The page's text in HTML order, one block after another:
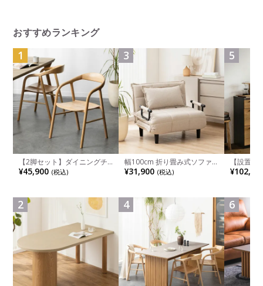
おすすめランキング
1
【2脚セット】ダイニングチ
ェア 木製 LUGA 肘付き チェ
ア 天然木 リビング椅子 板座
ュラル ブラウン 完成品
¥45,900 (税込)
2
3
幅100cm 折り畳み式ソファ
ベッド コンパクト リクライ
ニング カウチスタイル 省ス
¥31,900 (税込)
4
5
【設置
チンカウ
板 引き出
れ ウッデ
ル グレー
6